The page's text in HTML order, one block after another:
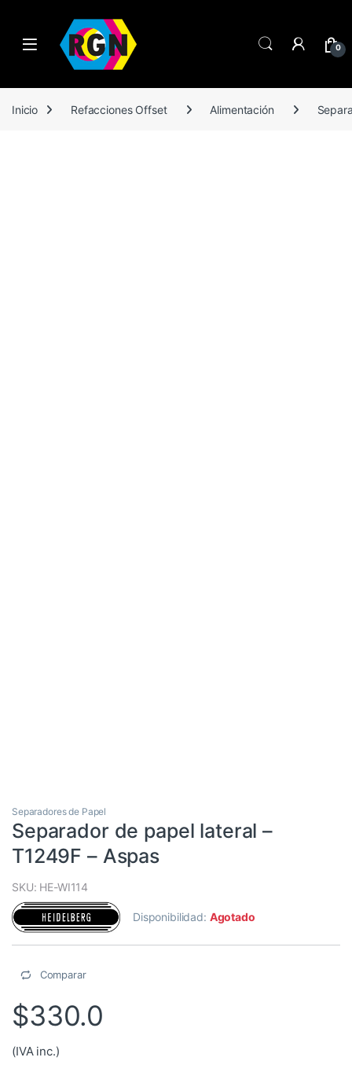
Open 0
Inicio Refacciones Offset Alimentación
Separadores de Papel
Separador de papel lateral –
T1249F – Aspas
SKU: HE-WI114
Disponibilidad: Agotado
Comparar
$330.0
(IVA inc.)